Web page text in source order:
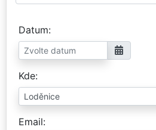
Datum
Kde
Email